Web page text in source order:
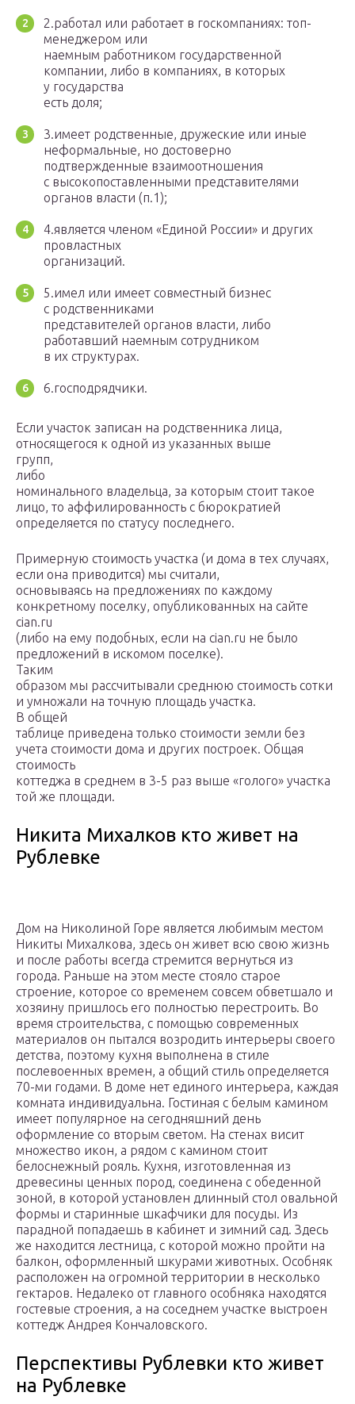
2.работал или работает в госкомпаниях: топ-
менеджером или
наемным работником государственной
компании, либо в компаниях, в которых
у государства
есть доля;
3.имеет родственные, дружеские или иные
неформальные, но достоверно
подтвержденные взаимоотношения
с высокопоставленными представителями
органов власти (п.1);
4.является членом «Единой России» и других
провластных
организаций.
5.имел или имеет совместный бизнес
с родственниками
представителей органов власти, либо
работавший наемным сотрудником
в их структурах.
6.господрядчики.
Если участок записан на родственника лица,
относящегося к одной из указанных выше
групп,
либо
номинального владельца, за которым стоит такое
лицо, то аффилированность с бюрократией
определяется по статусу последнего.
Примерную стоимость участка (и дома в тех случаях,
если она приводится) мы считали,
основываясь на предложениях по каждому
конкретному поселку, опубликованных на сайте
cian.ru
(либо на ему подобных, если на cian.ru не было
предложений в искомом поселке).
Таким
образом мы рассчитывали среднюю стоимость сотки
и умножали на точную площадь участка.
В общей
таблице приведена только стоимости земли без
учета стоимости дома и других построек. Общая
стоимость
коттеджа в среднем в 3-5 раз выше «голого» участка
той же площади.
Никита Михалков кто живет на
Рублевке
Дом на Николиной Горе является любимым местом
Никиты Михалкова, здесь он живет всю свою жизнь
и после работы всегда стремится вернуться из
города. Раньше на этом месте стояло старое
строение, которое со временем совсем обветшало и
хозяину пришлось его полностью перестроить. Во
время строительства, с помощью современных
материалов он пытался возродить интерьеры своего
детства, поэтому кухня выполнена в стиле
послевоенных времен, а общий стиль определяется
70-ми годами. В доме нет единого интерьера, каждая
комната индивидуальна. Гостиная с белым камином
имеет популярное на сегодняшний день
оформление со вторым светом. На стенах висит
множество икон, а рядом с камином стоит
белоснежный рояль. Кухня, изготовленная из
древесины ценных пород, соединена с обеденной
зоной, в которой установлен длинный стол овальной
формы и старинные шкафчики для посуды. Из
парадной попадаешь в кабинет и зимний сад. Здесь
же находится лестница, с которой можно пройти на
балкон, оформленный шкурами животных. Особняк
расположен на огромной территории в несколько
гектаров. Недалеко от главного особняка находятся
гостевые строения, а на соседнем участке выстроен
коттедж Андрея Кончаловского.
Перспективы Рублевки кто живет
на Рублевке